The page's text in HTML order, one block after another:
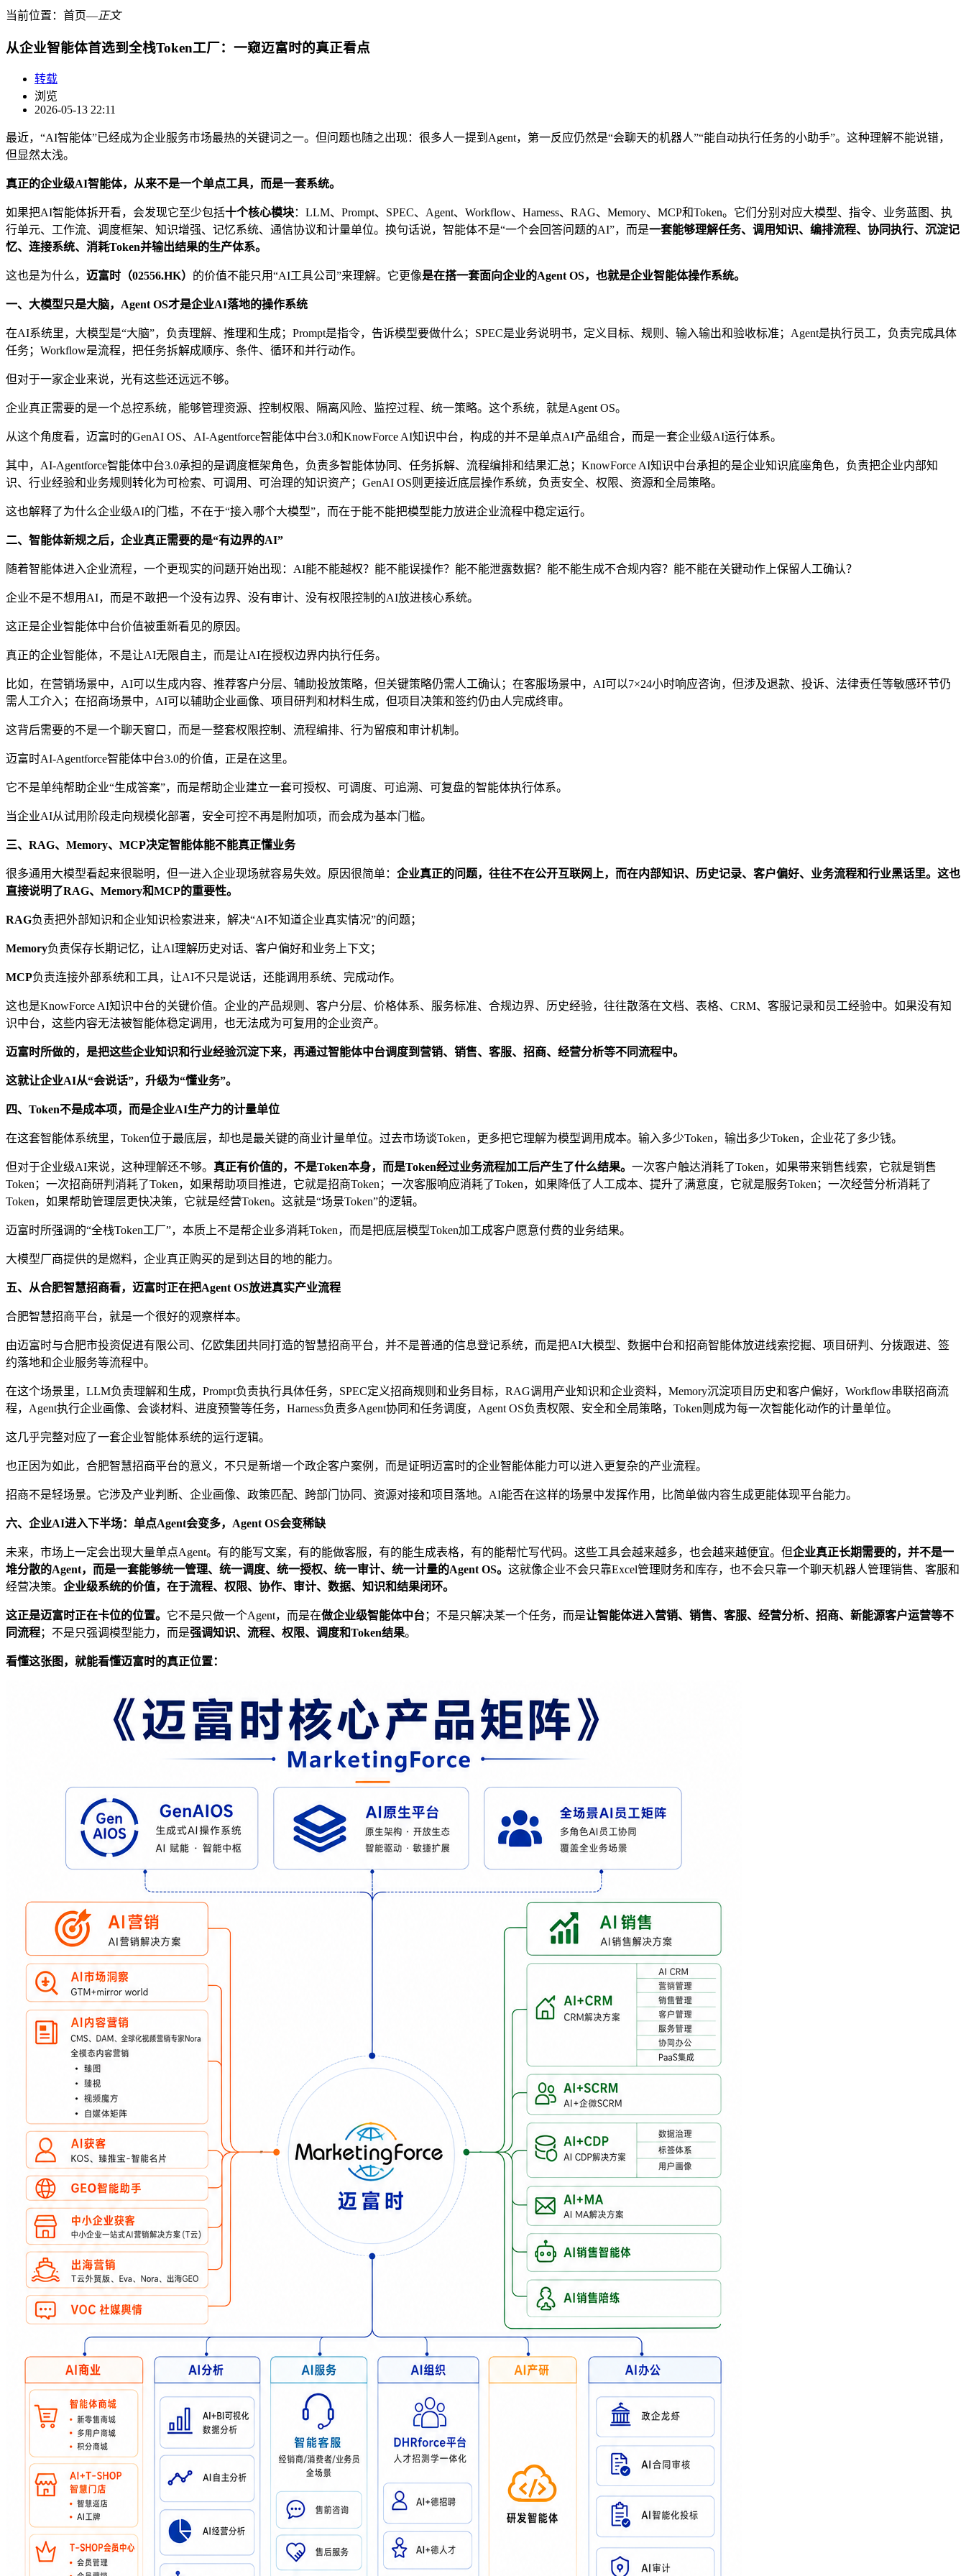
当前位置： 首页―正文
从企业智能体首选到全栈Token工厂：一窥迈富时的真正看点
转载
浏览
2026-05-13 22:11
最近，“AI智能体”已经成为企业服务市场最热的关键词之一。但问题也随之出现：很多人一提到Agent，第一反应仍然是“会聊天的机器人”“能自动执行任务的小助手”。这种理解不能说错，
但显然太浅。
真正的企业级AI智能体，从来不是一个单点工具，而是一套系统。
如果把AI智能体拆开看，会发现它至少包括十个核心模块：LLM、Prompt、SPEC、Agent、Workflow、Harness、RAG、Memory、MCP和Token。它们分别对应大模型、指令、业务蓝图、执
行单元、工作流、调度框架、知识增强、记忆系统、通信协议和计量单位。换句话说，智能体不是“一个会回答问题的AI”，而是一套能够理解任务、调用知识、编排流程、协同执行、沉淀记
忆、连接系统、消耗Token并输出结果的生产体系。
这也是为什么， 迈富时（02556.HK） 的价值不能只用“AI工具公司”来理解。它更像是在搭一套面向企业的Agent OS，也就是企业智能体操作系统。
一、大模型只是大脑，Agent OS才是企业AI落地的操作系统
在AI系统里，大模型是“大脑”，负责理解、推理和生成；Prompt是指令，告诉模型要做什么；SPEC是业务说明书，定义目标、规则、输入输出和验收标准；Agent是执行员工，负责完成具体
任务；Workflow是流程，把任务拆解成顺序、条件、循环和并行动作。
但对于一家企业来说，光有这些还远远不够。
企业真正需要的是一个总控系统，能够管理资源、控制权限、隔离风险、监控过程、统一策略。这个系统，就是Agent OS。
从这个角度看，迈富时的GenAI OS、AI-Agentforce智能体中台3.0和KnowForce AI知识中台，构成的并不是单点AI产品组合，而是一套企业级AI运行体系。
其中，AI-Agentforce智能体中台3.0承担的是调度框架角色，负责多智能体协同、任务拆解、流程编排和结果汇总；KnowForce AI知识中台承担的是企业知识底座角色，负责把企业内部知
识、行业经验和业务规则转化为可检索、可调用、可治理的知识资产；GenAI OS则更接近底层操作系统，负责安全、权限、资源和全局策略。
这也解释了为什么企业级AI的门槛，不在于“接入哪个大模型”，而在于能不能把模型能力放进企业流程中稳定运行。
二、智能体新规之后，企业真正需要的是“有边界的AI”
随着智能体进入企业流程，一个更现实的问题开始出现：AI能不能越权？能不能误操作？能不能泄露数据？能不能生成不合规内容？能不能在关键动作上保留人工确认？
企业不是不想用AI，而是不敢把一个没有边界、没有审计、没有权限控制的AI放进核心系统。
这正是企业智能体中台价值被重新看见的原因。
真正的企业智能体，不是让AI无限自主，而是让AI在授权边界内执行任务。
比如，在营销场景中，AI可以生成内容、推荐客户分层、辅助投放策略，但关键策略仍需人工确认；在客服场景中，AI可以7×24小时响应咨询，但涉及退款、投诉、法律责任等敏感环节仍
需人工介入；在招商场景中，AI可以辅助企业画像、项目研判和材料生成，但项目决策和签约仍由人完成终审。
这背后需要的不是一个聊天窗口，而是一整套权限控制、流程编排、行为留痕和审计机制。
迈富时AI-Agentforce智能体中台3.0的价值，正是在这里。
它不是单纯帮助企业“生成答案”，而是帮助企业建立一套可授权、可调度、可追溯、可复盘的智能体执行体系。
当企业AI从试用阶段走向规模化部署，安全可控不再是附加项，而会成为基本门槛。
三、RAG、Memory、MCP决定智能体能不能真正懂业务
很多通用大模型看起来很聪明，但一进入企业现场就容易失效。原因很简单： 企业真正的问题，往往不在公开互联网上，而在内部知识、历史记录、客户偏好、业务流程和行业黑话里。这也
直接说明了RAG、Memory和MCP的重要性。
RAG负责把外部知识和企业知识检索进来，解决“AI不知道企业真实情况”的问题；
Memory负责保存长期记忆，让AI理解历史对话、客户偏好和业务上下文；
MCP负责连接外部系统和工具，让AI不只是说话，还能调用系统、完成动作。
这也是KnowForce AI知识中台的关键价值。企业的产品规则、客户分层、价格体系、服务标准、合规边界、历史经验，往往散落在文档、表格、CRM、客服记录和员工经验中。如果没有知
识中台，这些内容无法被智能体稳定调用，也无法成为可复用的企业资产。
迈富时所做的，是把这些企业知识和行业经验沉淀下来，再通过智能体中台调度到营销、销售、客服、招商、经营分析等不同流程中。
这就让企业AI从“会说话”，升级为“懂业务”。
四、Token不是成本项，而是企业AI生产力的计量单位
在这套智能体系统里，Token位于最底层，却也是最关键的商业计量单位。过去市场谈Token，更多把它理解为模型调用成本。输入多少Token，输出多少Token，企业花了多少钱。
但对于企业级AI来说，这种理解还不够。 真正有价值的，不是Token本身，而是Token经过业务流程加工后产生了什么结果。 一次客户触达消耗了Token，如果带来销售线索，它就是销售
Token；一次招商研判消耗了Token，如果帮助项目推进，它就是招商Token；一次客服响应消耗了Token，如果降低了人工成本、提升了满意度，它就是服务Token；一次经营分析消耗了
Token，如果帮助管理层更快决策，它就是经营Token。这就是“场景Token”的逻辑。
迈富时所强调的“全栈Token工厂”，本质上不是帮企业多消耗Token，而是把底层模型Token加工成客户愿意付费的业务结果。
大模型厂商提供的是燃料，企业真正购买的是到达目的地的能力。
五、从合肥智慧招商看，迈富时正在把Agent OS放进真实产业流程
合肥智慧招商平台，就是一个很好的观察样本。
由迈富时与合肥市投资促进有限公司、亿欧集团共同打造的智慧招商平台，并不是普通的信息登记系统，而是把AI大模型、数据中台和招商智能体放进线索挖掘、项目研判、分拨跟进、签
约落地和企业服务等流程中。
在这个场景里，LLM负责理解和生成，Prompt负责执行具体任务，SPEC定义招商规则和业务目标，RAG调用产业知识和企业资料，Memory沉淀项目历史和客户偏好，Workflow串联招商流
程，Agent执行企业画像、会谈材料、进度预警等任务，Harness负责多Agent协同和任务调度，Agent OS负责权限、安全和全局策略，Token则成为每一次智能化动作的计量单位。
这几乎完整对应了一套企业智能体系统的运行逻辑。
也正因为如此，合肥智慧招商平台的意义，不只是新增一个政企客户案例，而是证明迈富时的企业智能体能力可以进入更复杂的产业流程。
招商不是轻场景。它涉及产业判断、企业画像、政策匹配、跨部门协同、资源对接和项目落地。AI能否在这样的场景中发挥作用，比简单做内容生成更能体现平台能力。
六、企业AI进入下半场：单点Agent会变多，Agent OS会变稀缺
未来，市场上一定会出现大量单点Agent。有的能写文案，有的能做客服，有的能生成表格，有的能帮忙写代码。这些工具会越来越多，也会越来越便宜。但企业真正长期需要的，并不是一
堆分散的Agent，而是一套能够统一管理、统一调度、统一授权、统一审计、统一计量的Agent OS。 这就像企业不会只靠Excel管理财务和库存，也不会只靠一个聊天机器人管理销售、客服和
经营决策。 企业级系统的价值，在于流程、权限、协作、审计、数据、知识和结果闭环。
这正是迈富时正在卡位的位置。 它不是只做一个Agent，而是在做企业级智能体中台；不是只解决某一个任务，而是让智能体进入营销、销售、客服、经营分析、招商、新能源客户运营等不
同流程；不是只强调模型能力，而是强调知识、流程、权限、调度和Token结果。
看懂这张图，就能看懂迈富时的真正位置：